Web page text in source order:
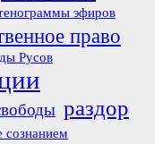
эфиров
право
Русов
раздор
сознанием